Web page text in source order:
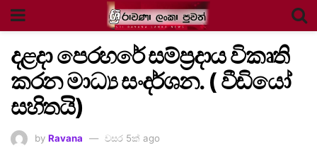
දළදා පෙරහරේ සම්ප්‍රදාය විකෘති
කරන මාධ්‍ය සංදර්ශන. ( වීඩියෝ
සහිතයි)
by Ravana වසර 5ක් ago